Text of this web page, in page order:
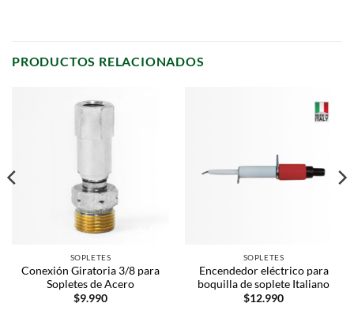
PRODUCTOS RELACIONADOS
SOPLETES
Conexión Giratoria 3/8 para
Sopletes de Acero
$9.990
SOPLETES
Encendedor eléctrico para
boquilla de soplete Italiano
$12.990